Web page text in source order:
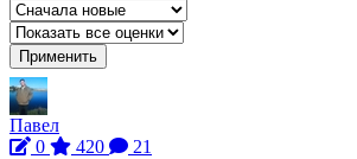
Применить
Павел
0
420 21